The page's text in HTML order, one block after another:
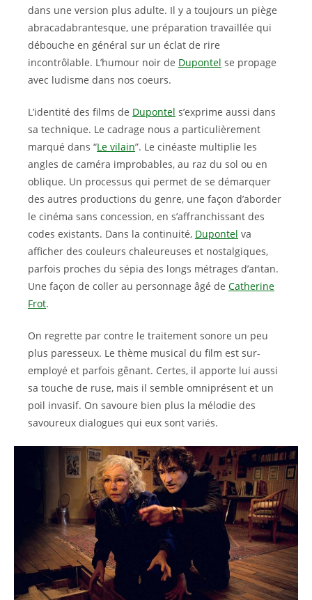
dans une version plus adulte. Il y a toujours un piège
abracadabrantesque, une préparation travaillée qui
débouche en général sur un éclat de rire
incontrôlable. L’humour noir de Dupontel se propage
avec ludisme dans nos coeurs.
L’identité des films de Dupontel s’exprime aussi dans
sa technique. Le cadrage nous a particulièrement
marqué dans “Le vilain”. Le cinéaste multiplie les
angles de caméra improbables, au raz du sol ou en
oblique. Un processus qui permet de se démarquer
des autres productions du genre, une façon d’aborder
le cinéma sans concession, en s’affranchissant des
codes existants. Dans la continuité, Dupontel va
afficher des couleurs chaleureuses et nostalgiques,
parfois proches du sépia des longs métrages d’antan.
Une façon de coller au personnage âgé de Catherine
Frot.
On regrette par contre le traitement sonore un peu
plus paresseux. Le thème musical du film est sur-
employé et parfois gênant. Certes, il apporte lui aussi
sa touche de ruse, mais il semble omniprésent et un
poil invasif. On savoure bien plus la mélodie des
savoureux dialogues qui eux sont variés.